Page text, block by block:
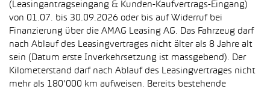
(Leasingantragseingang & Kunden-Kaufvertrags-Eingang)
von 01.07. bis 30.09.2026 oder bis auf Widerruf bei
Finanzierung über die AMAG Leasing AG. Das Fahrzeug darf
nach Ablauf des Leasingvertrages nicht älter als 8 Jahre alt
sein (Datum erste Inverkehrsetzung ist massgebend). Der
Kilometerstand darf nach Ablauf des Leasingvertrages nicht
mehr als 180’000 km aufweisen. Bereits bestehende